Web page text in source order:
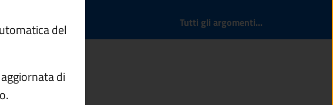
Tutti gli argomenti...
2023
del
di